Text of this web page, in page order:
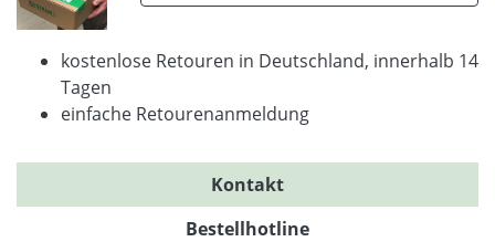
kostenlose Retouren in Deutschland, innerhalb 14
Tagen
einfache Retourenanmeldung
Kontakt
Bestellhotline